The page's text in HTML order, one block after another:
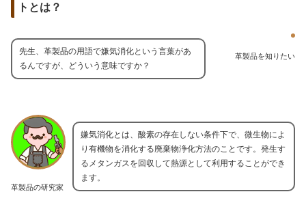
トとは？
革製品を知りたい
先生、革製品の用語で嫌気消化という言葉があ
るんですが、どういう意味ですか？
革製品の研究家
嫌気消化とは、酸素の存在しない条件下で、微生物によ
り有機物を消化する廃棄物浄化方法のことです。発生す
るメタンガスを回収して熱源として利用することができ
ます。